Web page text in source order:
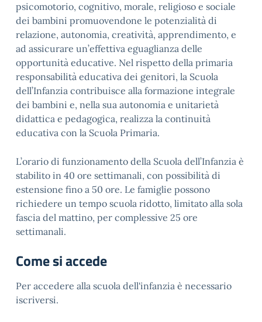
psicomotorio, cognitivo, morale, religioso e sociale
dei bambini promuovendone le potenzialità di
relazione, autonomia, creatività, apprendimento, e
ad assicurare un’effettiva eguaglianza delle
opportunità educative. Nel rispetto della primaria
responsabilità educativa dei genitori, la Scuola
dell’Infanzia contribuisce alla formazione integrale
dei bambini e, nella sua autonomia e unitarietà
didattica e pedagogica, realizza la continuità
educativa con la Scuola Primaria.
L’orario di funzionamento della Scuola dell’Infanzia è
stabilito in 40 ore settimanali, con possibilità di
estensione fino a 50 ore. Le famiglie possono
richiedere un tempo scuola ridotto, limitato alla sola
fascia del mattino, per complessive 25 ore
settimanali.
Come si accede
Per accedere alla scuola dell'infanzia è necessario
iscriversi.